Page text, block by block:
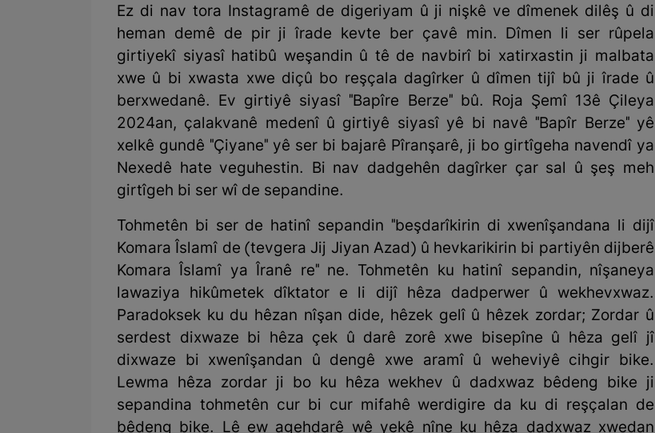
Ez di nav tora Instagramê de digeriyam û ji nişkê ve dîmenek dilêş û di
heman demê de pir ji îrade kevte ber çavê min. Dîmen li ser rûpela
girtiyekî siyasî hatibû weşandin û tê de navbirî bi xatirxastin ji malbata
xwe û bi xwasta xwe diçû bo reşçala dagîrker û dîmen tijî bû ji îrade û
berxwedanê. Ev girtiyê siyasî "Bapîre Berze" bû. Roja Şemî 13ê Çileya
2024an, çalakvanê medenî û girtiyê siyasî yê bi navê "Bapîr Berze" yê
xelkê gundê "Çiyane" yê ser bi bajarê Pîranşarê, ji bo girtîgeha navendî ya
Nexedê hate veguhestin. Bi nav dadgehên dagîrker çar sal û şeş meh
girtîgeh bi ser wî de sepandine.
Tohmetên bi ser de hatinî sepandin "beşdarîkirin di xwenîşandana li dijî
Komara Îslamî de (tevgera Jij Jiyan Azad) û hevkarikirin bi partiyên dijberê
Komara Îslamî ya Îranê re" ne. Tohmetên ku hatinî sepandin, nîşaneya
lawaziya hikûmetek dîktator e li dijî hêza dadperwer û wekhevxwaz.
Paradoksek ku du hêzan nîşan dide, hêzek gelî û hêzek zordar; Zordar û
serdest dixwaze bi hêza çek û darê zorê xwe bisepîne û hêza gelî jî
dixwaze bi xwenîşandan û dengê xwe aramî û weheviyê cihgir bike.
Lewma hêza zordar ji bo ku hêza wekhev û dadxwaz bêdeng bike ji
sepandina tohmetên cur bi cur mifahê werdigire da ku di reşçalan de
bêdeng bike. Lê ew agehdarê wê yekê nîne ku hêza dadxwaz xwedan